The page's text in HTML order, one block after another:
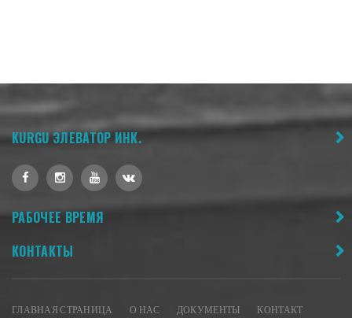
KURGU ЭЛЕВАТОР ИНК.
РАБОЧЕЕ ВРЕМЯ
КОНТАКТЫ
ГЛАВНАЯ СТРАНИЦА О НАС ДОКУМЕНТЫ КОНТАКТ